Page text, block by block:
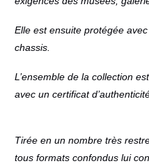
Elle est ensuite protégée
chassis.
L’ensemble de la collection
avec un certificat
Tirée en un nombre très
tous formats confondus lui